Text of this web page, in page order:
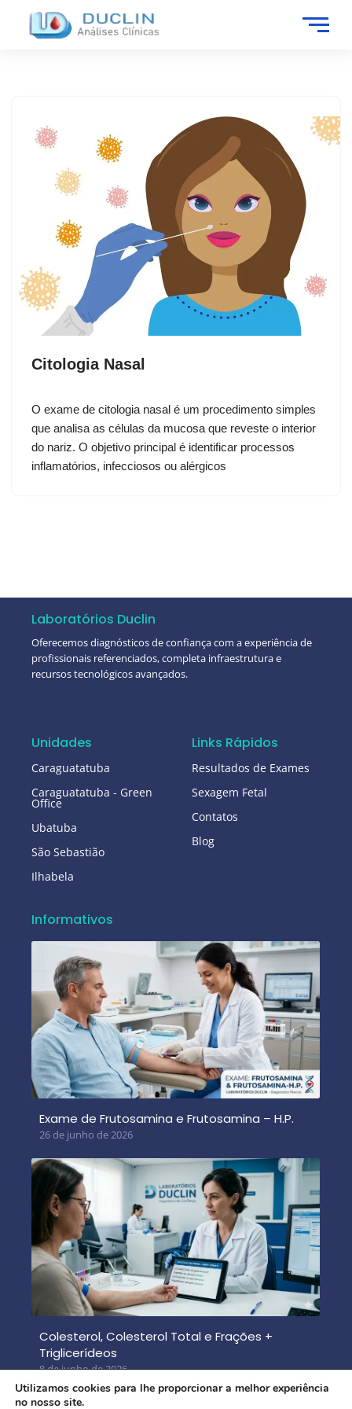
Citologia Nasal
O exame de citologia nasal é um procedimento simples
que analisa as células da mucosa que reveste o interior
do nariz. O objetivo principal é identificar processos
inflamatórios, infecciosos ou alérgicos
Laboratórios Duclin
Oferecemos diagnósticos de confiança com a experiência de
profissionais referenciados, completa infraestrutura e
recursos tecnológicos avançados.
Unidades
Caraguatatuba
Caraguatatuba - Green
Office
Ubatuba
São Sebastião
Ilhabela
Links Rápidos
Resultados de Exames
Sexagem Fetal
Contatos
Blog
Informativos
Exame de Frutosamina e Frutosamina – H.P.
26 de junho de 2026
Colesterol, Colesterol Total e Frações +
Triglicerídeos
8 de junho de 2026
Utilizamos cookies para lhe proporcionar a melhor experiência
no nosso site.